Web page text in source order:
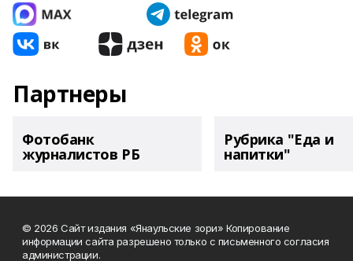
Партнеры
Фотобанк
журналистов РБ
Рубрика "Еда и
напитки"
© 2026 Сайт издания «Янаульские зори» Копирование
информации сайта разрешено только с письменного согласия
администрации.